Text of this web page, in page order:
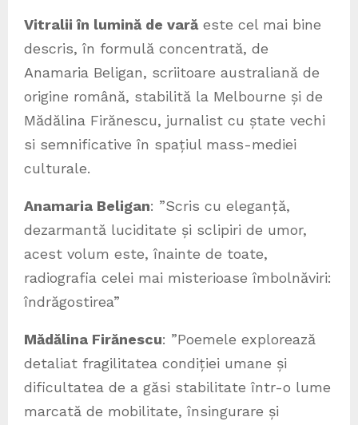
Vitralii în lumină de varăeste cel mai bine
descris, în formulă concentrată, de
Anamaria Beligan, scriitoare australiană de
origine română, stabilită la Melbourne și de
Mădălina Firănescu, jurnalist cu ștate vechi
si semnificative în spațiul mass-mediei
culturale.
Anamaria Beligan: ”Scris cu eleganță,
dezarmantă luciditate și sclipiri de umor,
acest volum este, înainte de toate,
radiografia celei mai misterioase îmbolnăviri:
îndrăgostirea”
Mădălina Firănescu: ”Poemele explorează
detaliat fragilitatea condiției umane și
dificultatea de a găsi stabilitate într-o lume
marcată de mobilitate, însingurare și